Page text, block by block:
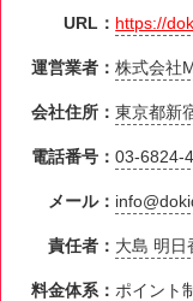
URL： https://
運営業者：株式会社
会社住所：東京都新
電話番号：03-6824-
メール：
責任者： 大島 明日
料金体系： ポイント